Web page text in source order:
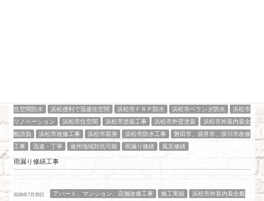
住空間防水
浜松便利で迅速住空間 浜松市ＦＲＰ防水 浜松市ベランダ防水
浜松市
リノベーション
浜松市住空間 浜松市塗装工事 浜松市外壁塗装
浜松市外装内装全
般請負
浜松市改修工事 浜松市親身 浜松市防水工事
磐田市、袋井市、掛川市改修
工事
迅速・丁寧 遠州地域対抗可能 雨漏り修繕 風災修繕
雨漏り修繕工事
2026年7月20日 アパート、マンション、店舗改修工事 施工実績
浜松市外装内装全般